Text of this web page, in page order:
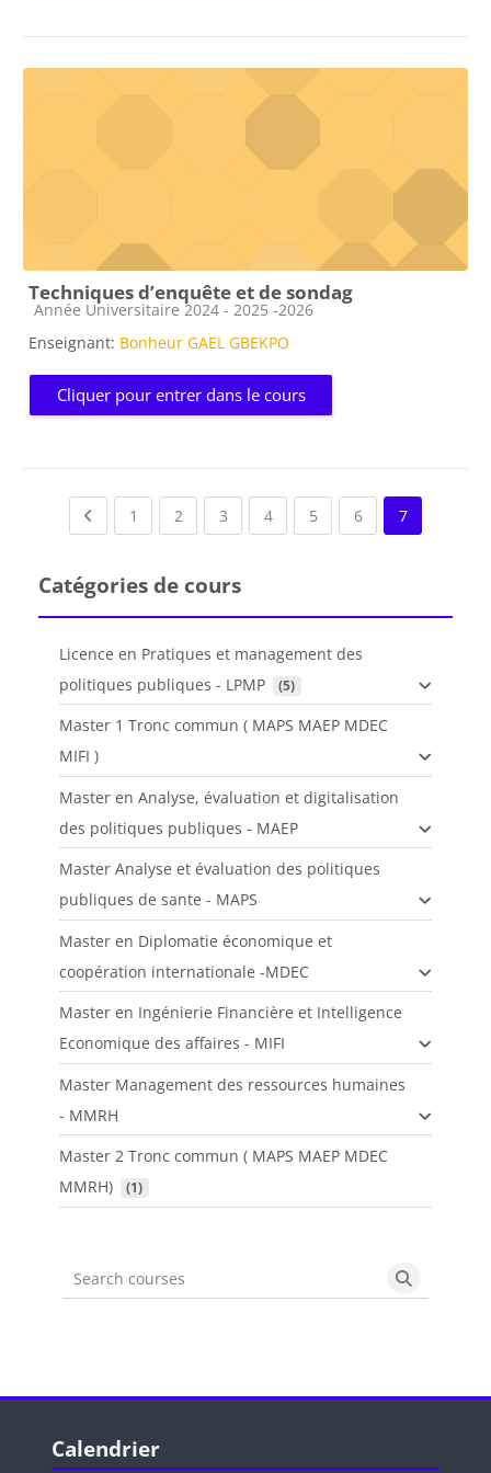
Techniques d’enquête et de sondag
Catégorie de cours
Année Universitaire 2024 - 2025 -2026
Enseignant: Bonheur GAEL GBEKPO
Cliquer pour entrer dans le cours
Previous page
1 (current)
2(current)
3(current)
4(current)
5(current)
6(current)
7
Catégories de cours
Licence en Pratiques et management des
politiques publiques - LPMP
(5)
Master 1 Tronc commun ( MAPS MAEP MDEC
MIFI )
Master en Analyse, évaluation et digitalisation
des politiques publiques - MAEP
Master Analyse et évaluation des politiques
publiques de sante - MAPS
Master en Diplomatie économique et
coopération internationale -MDEC
Master en Ingénierie Financière et Intelligence
Economique des affaires - MIFI
Master Management des ressources humaines
- MMRH
Master 2 Tronc commun ( MAPS MAEP MDEC
MMRH)
(1)
Search courses Search
Blocs
Calendrier